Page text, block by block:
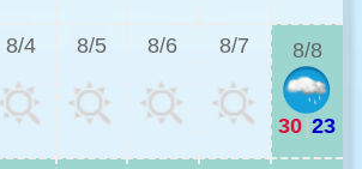
8/4 8/5 8/6 8/7 8/8
30|23